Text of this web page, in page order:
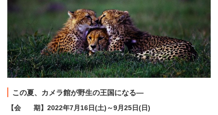
この夏、カメラ館が野生の王国になる―
【会 期】2022年7月16日(土)～9月25日(日)